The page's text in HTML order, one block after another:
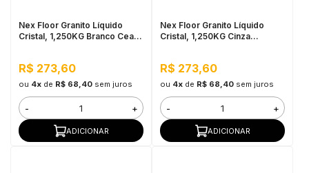
Nex Floor Granito Líquido
Cristal, 1,250KG Branco Ceará
R$ 273,60
ou 4xde R$ 68,40 sem juros
- +
ADICIONAR
Nex Floor Granito Líquido
Cristal, 1,250KG Cinza
R$ 273,60
ou 4xde R$ 68,40 sem juros
- +
ADICIONAR